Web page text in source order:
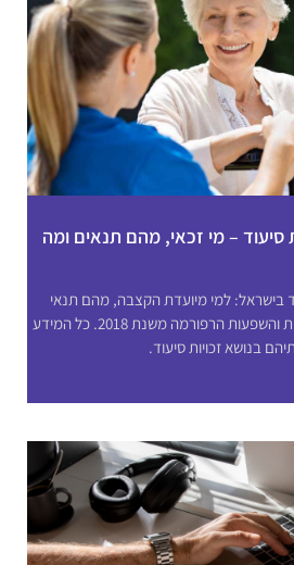
– מי זכאי, מהם תנאים ומה
בישראל: למי מיועדת הקצבה, מהם תנאי
הזכאות, רמות הגמלה השונות והשפעות הרפורמה משנת 2018. כל המידע
בנושא זכויות סיעוד.